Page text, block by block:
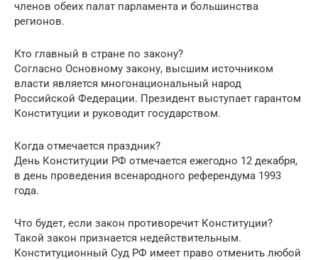
членов обеих палат парламента и большинства
регионов.
Кто главный в стране по закону?
Согласно Основному закону, высшим источником
власти является многонациональный народ
Российской Федерации. Президент выступает гарантом
Конституции и руководит государством.
Когда отмечается праздник?
День Конституции РФ отмечается ежегодно 12 декабря,
в день проведения всенародного референдума 1993
года.
Что будет, если закон противоречит Конституции?
Такой закон признается недействительным.
Конституционный Суд РФ имеет право отменить любой